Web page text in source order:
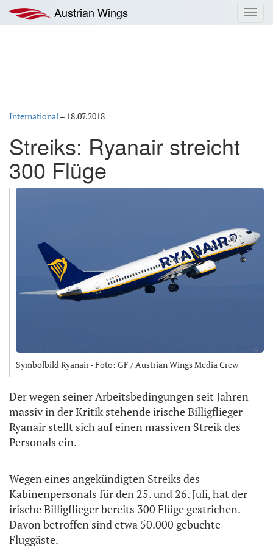
Inhalt
springen
Austrian Wings
International– 18.07.2018
Streiks: Ryanair streicht
300 Flüge
Symbolbild Ryanair - Foto: GF / Austrian Wings Media Crew
Der wegen seiner Arbeitsbedingungen seit Jahren
massiv in der Kritik stehende irische Billigflieger
Ryanair stellt sich auf einen massiven Streik des
Personals ein.
Wegen eines angekündigten Streiks des
Kabinenpersonals für den 25. und 26. Juli, hat der
irische Billigflieger bereits 300 Flüge gestrichen.
Davon betroffen sind etwa 50.000 gebuchte
Fluggäste.